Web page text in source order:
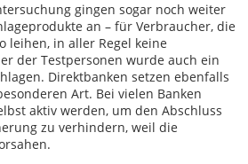
gingen sogar noch weiter
an – für Verbraucher, die
leihen, in aller Regel keine
der Testpersonen wurde auch ein
Direktbanken setzen ebenfalls
Art. Bei vielen Banken
aktiv werden, um den Abschluss
zu verhindern, weil die